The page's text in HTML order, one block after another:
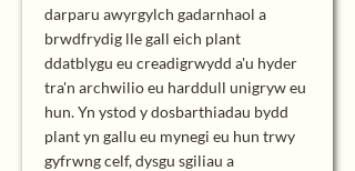
darparu awyrgylch gadarnhaol a
brwdfrydig lle gall eich plant
ddatblygu eu creadigrwydd a'u hyder
tra'n archwilio eu harddull unigryw eu
hun. Yn ystod y dosbarthiadau bydd
plant yn gallu eu mynegi eu hun trwy
gyfrwng celf, dysgu sgiliau a